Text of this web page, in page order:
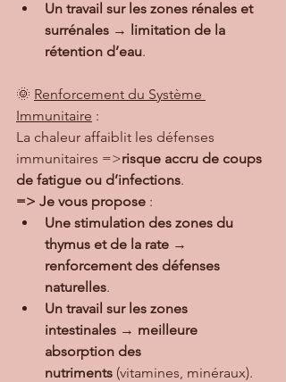
Un travail sur les zones rénales et
surrénales → limitation de la
rétention d’eau.
🌞 Renforcement du Système
Immunitaire :
La chaleur affaiblit les défenses
immunitaires =>risque accru de coups
de fatigue ou d’infections.
=> Je vous propose :
Une stimulation des zones du
thymus et de la rate →
renforcement des défenses
naturelles.
Un travail sur les zones
intestinales → meilleure
absorption des
nutriments (vitamines, minéraux).